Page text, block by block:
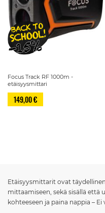
Focus Track RF 1000m -
etäisyysmittari
149,00 €
Etäisyysmittarit ovat
mittaamiseen, sekä sisällä että
kohteeseen ja paina nappia –